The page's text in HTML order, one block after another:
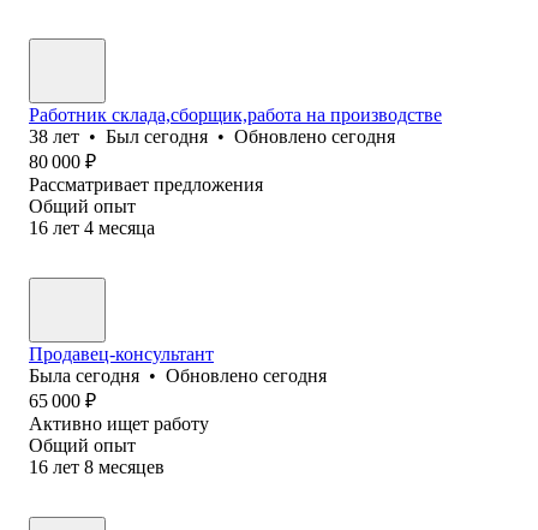
Работник склада,сборщик,работа на производстве
38 лет • Был сегодня • Обновлено сегодня
80 000 ₽
Рассматривает предложения
Общий опыт
16 лет 4 месяца
Продавец-консультант
Была сегодня • Обновлено сегодня
65 000 ₽
Активно ищет работу
Общий опыт
16 лет 8 месяцев